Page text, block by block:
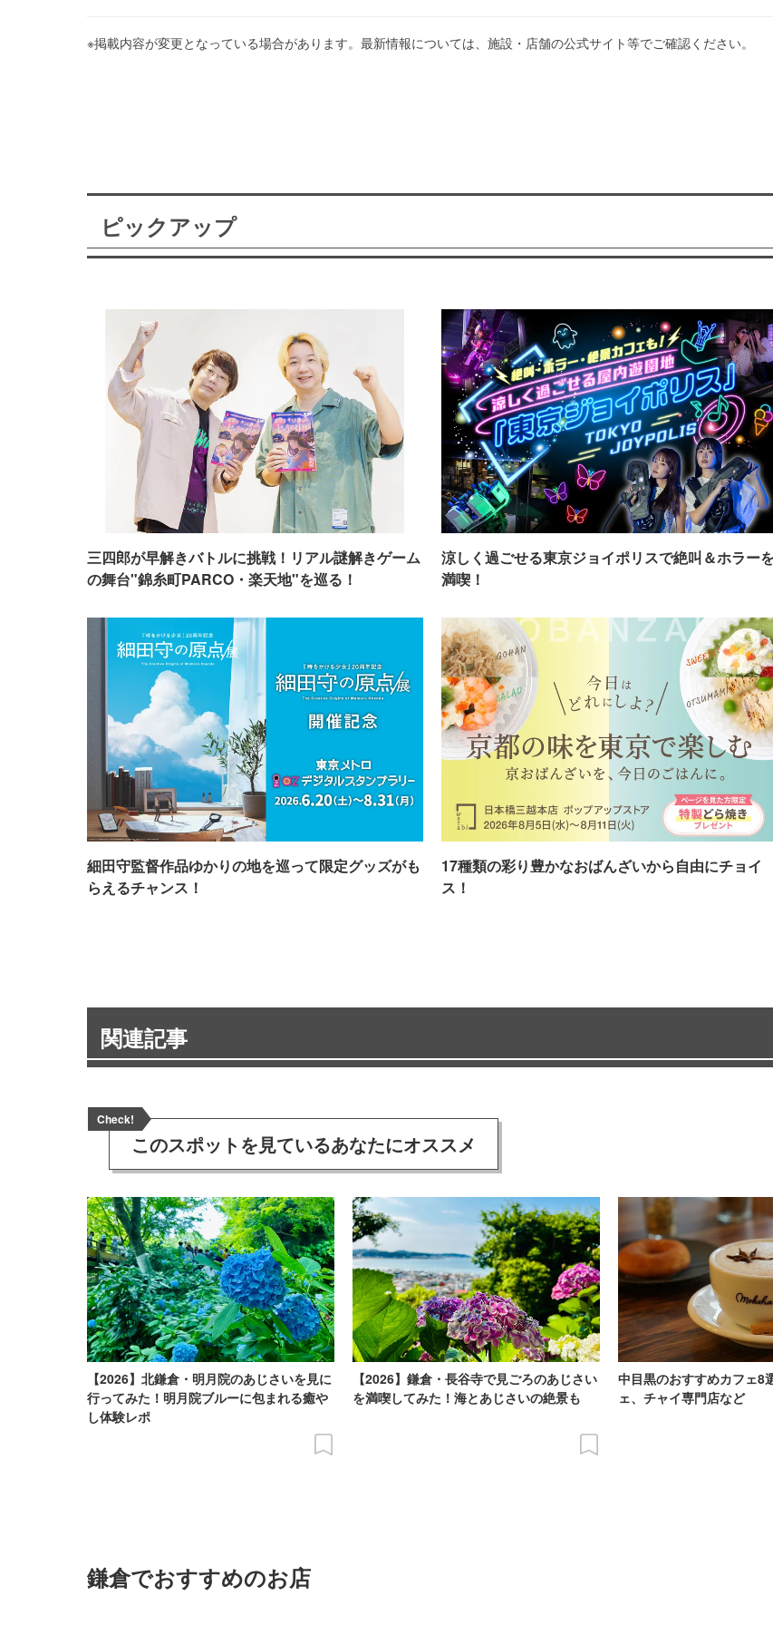
※掲載内容が変更となっている場合があります。最新情報については、施設・店舗の公式サイト等でご確認ください。
ピックアップ
三四郎が早解きバトルに挑戦！リアル謎解きゲーム
の舞台"錦糸町PARCO・楽天地"を巡る！
涼しく過ごせる東京ジョイポリスで絶叫＆ホラーを
満喫！
細田守監督作品ゆかりの地を巡って限定グッズがも
らえるチャンス！
17種類の彩り豊かなおばんざいから自由にチョイ
ス！
関連記事
Check!
このスポットを見ているあなたにオススメ
【2026】北鎌倉・明月院のあじさいを見に
行ってみた！明月院ブルーに包まれる癒や
し体験レポ
【2026】鎌倉・長谷寺で見ごろのあじさい
を満喫してみた！海とあじさいの絶景も
中目黒のおすすめカフェ8
ェ、チャイ専門店など
鎌倉でおすすめのお店